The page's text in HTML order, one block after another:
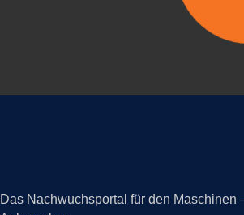
Das Nachwuchsportal für den Maschinen